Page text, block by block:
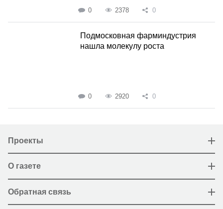
0 2378 0
Подмосковная фарминдустрия
нашла молекулу роста
0 2920 0
Проекты
О газете
Обратная связь